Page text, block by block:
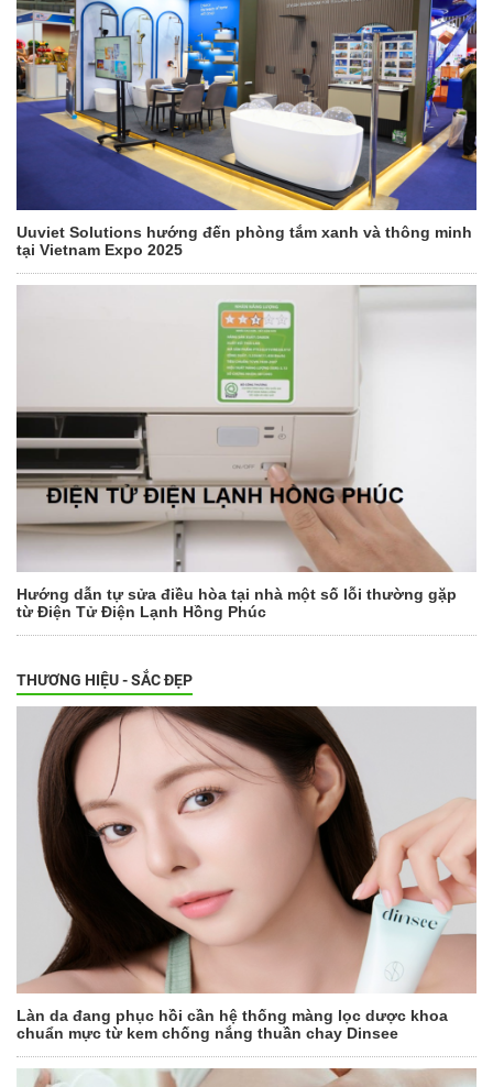
Uuviet Solutions hướng đến phòng tắm xanh và thông minh
tại Vietnam Expo 2025
Hướng dẫn tự sửa điều hòa tại nhà một số lỗi thường gặp
từ Điện Tử Điện Lạnh Hồng Phúc
THƯƠNG HIỆU - SẮC ĐẸP
Làn da đang phục hồi cần hệ thống màng lọc dược khoa
chuẩn mực từ kem chống nắng thuần chay Dinsee